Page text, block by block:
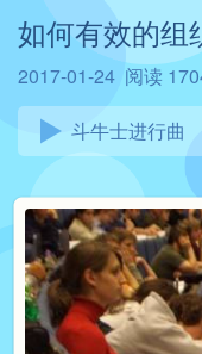
如何有效的组
2017-01-24 阅读
斗牛士进行曲